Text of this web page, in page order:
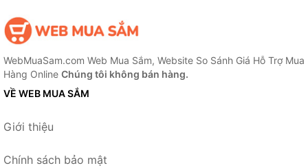
WebMuaSam.com Web Mua Sắm, Website So Sánh Giá Hỗ Trợ Mua
Hàng Online Chúng tôi không bán hàng.
VỀ WEB MUA SẮM
Giới thiệu
Chính sách bảo mật